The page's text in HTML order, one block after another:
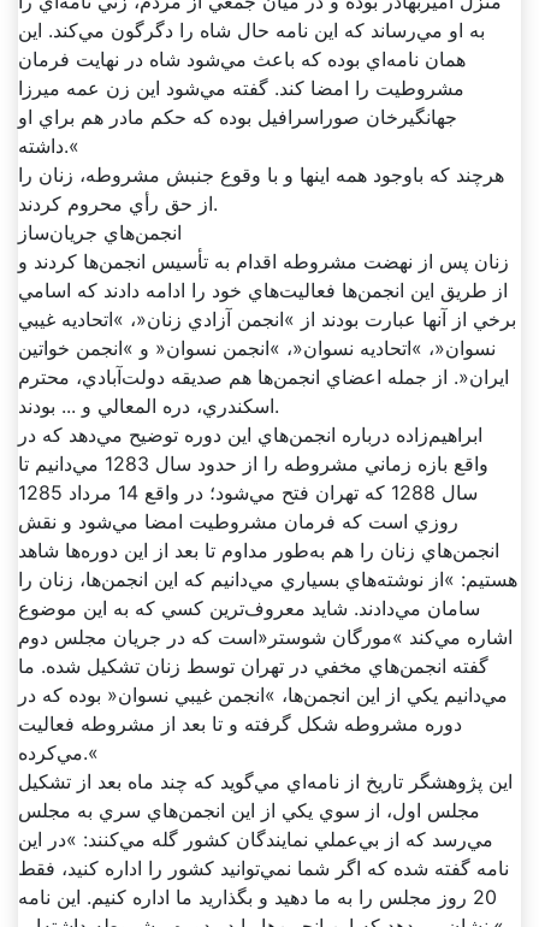
به او مي‌رساند که اين نامه حال شاه را دگرگون مي‌کند. اين
همان نامه‌اي بوده که باعث مي‌شود شاه در نهايت فرمان
مشروطيت را امضا کند. گفته مي‌شود اين زن عمه ميرزا
جهانگيرخان صوراسرافيل بوده که حکم مادر هم براي او
داشته.«
هرچند که باوجود همه اينها و با وقوع جنبش مشروطه، زنان را
از حق رأي محروم کردند.
انجمن‌هاي جريان‌ساز
زنان پس از نهضت مشروطه اقدام به تأسيس انجمن‌ها کردند و
از طريق اين انجمن‌ها فعاليت‌هاي خود را ادامه دادند که اسامي
برخي از آنها عبارت بودند از »انجمن آزادي زنان«، »اتحاديه غيبي
نسوان«، »اتحاديه نسوان«، »انجمن نسوان« و »انجمن خواتين
ايران«. از جمله اعضاي انجمن‌ها هم صديقه دولت‌آبادي، محترم
اسکندري، دره المعالي و ... بودند.
ابراهيم‌زاده درباره انجمن‌هاي اين دوره توضيح مي‌دهد که در
واقع بازه زماني مشروطه را از حدود سال 1283 مي‌دانيم تا
سال 1288 که تهران فتح مي‌شود؛ در واقع 14 مرداد 1285
روزي است که فرمان مشروطيت امضا مي‌شود و نقش
انجمن‌هاي زنان را هم به‌طور مداوم تا بعد از اين دوره‌ها شاهد
هستيم: »از نوشته‌هاي بسياري مي‌دانيم که اين انجمن‌ها، زنان را
سامان مي‌دادند. شايد معروف‌ترين کسي که به اين موضوع
اشاره مي‌کند »مورگان شوستر«است که در جريان مجلس دوم
گفته انجمن‌هاي مخفي در تهران توسط زنان تشکيل شده. ما
مي‌دانيم يکي از اين انجمن‌ها، »انجمن غيبي نسوان« بوده که در
دوره مشروطه شکل گرفته و تا بعد از مشروطه فعاليت
مي‌کرده.«
اين پژوهشگر تاريخ از نامه‌اي مي‌گويد که چند ماه بعد از تشکيل
مجلس اول، از سوي يکي از اين انجمن‌هاي سري به مجلس
مي‌رسد که از بي‌عملي نمايندگان کشور گله مي‌کنند: »در اين
نامه گفته شده که اگر شما نمي‌توانيد کشور را اداره کنيد، فقط
20 روز مجلس را به ما دهيد و بگذاريد ما اداره کنيم. اين نامه